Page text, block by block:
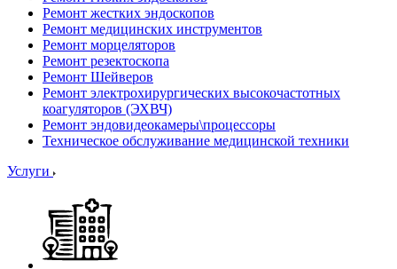
Ремонт жестких эндоскопов
Ремонт медицинских инструментов
Ремонт морцеляторов
Ремонт резектоскопа
Ремонт Шейверов
Ремонт электрохирургических высокочастотных
коагуляторов (ЭХВЧ)
Ремонт эндовидеокамеры\процессоры
Техническое обслуживание медицинской техники
Услуги